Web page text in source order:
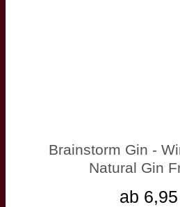
Brainstorm Gin -
Natural Gin
ab